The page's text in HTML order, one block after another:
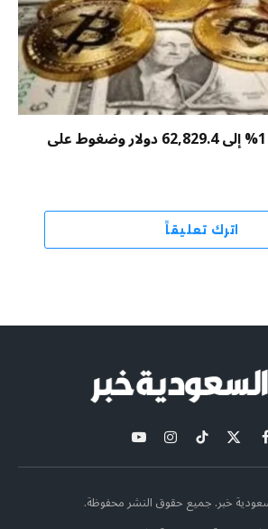
سعر بيتكوين يهبط 1% إلى 62,829.4 دولار وضغوط على
اترك تعليقاً
فيسبوك
X
(Twitter)
تيكتوكالانستغراميوتيوب